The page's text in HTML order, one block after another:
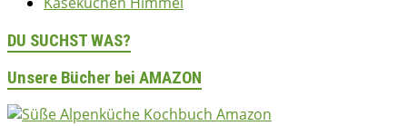
DU SUCHST WAS?
Unsere Bücher bei AMAZON